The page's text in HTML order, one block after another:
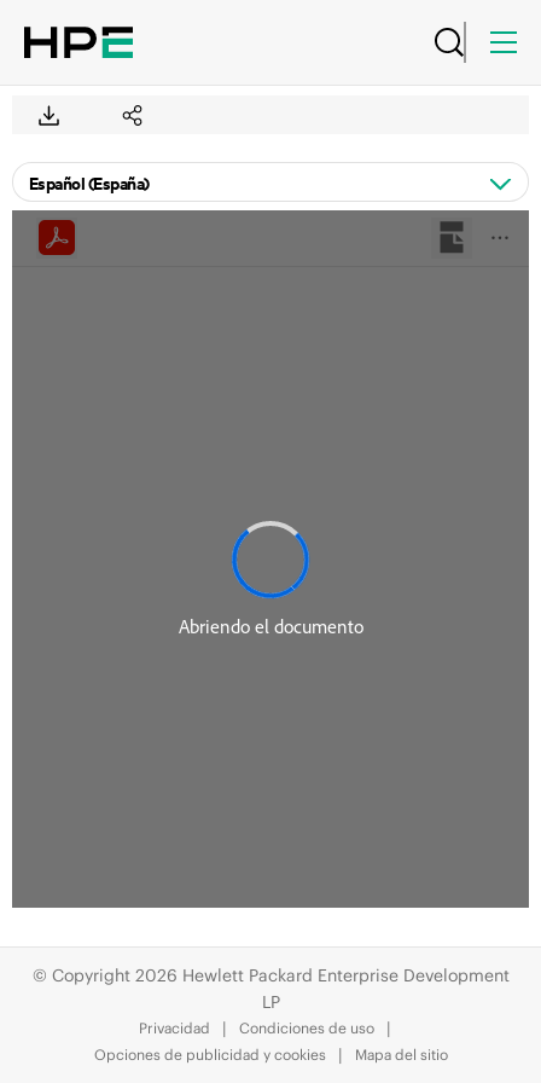
© Copyright 2026 Hewlett Packard Enterprise Development
LP
Privacidad
Condiciones de uso
Opciones de publicidad y cookies
Mapa del sitio